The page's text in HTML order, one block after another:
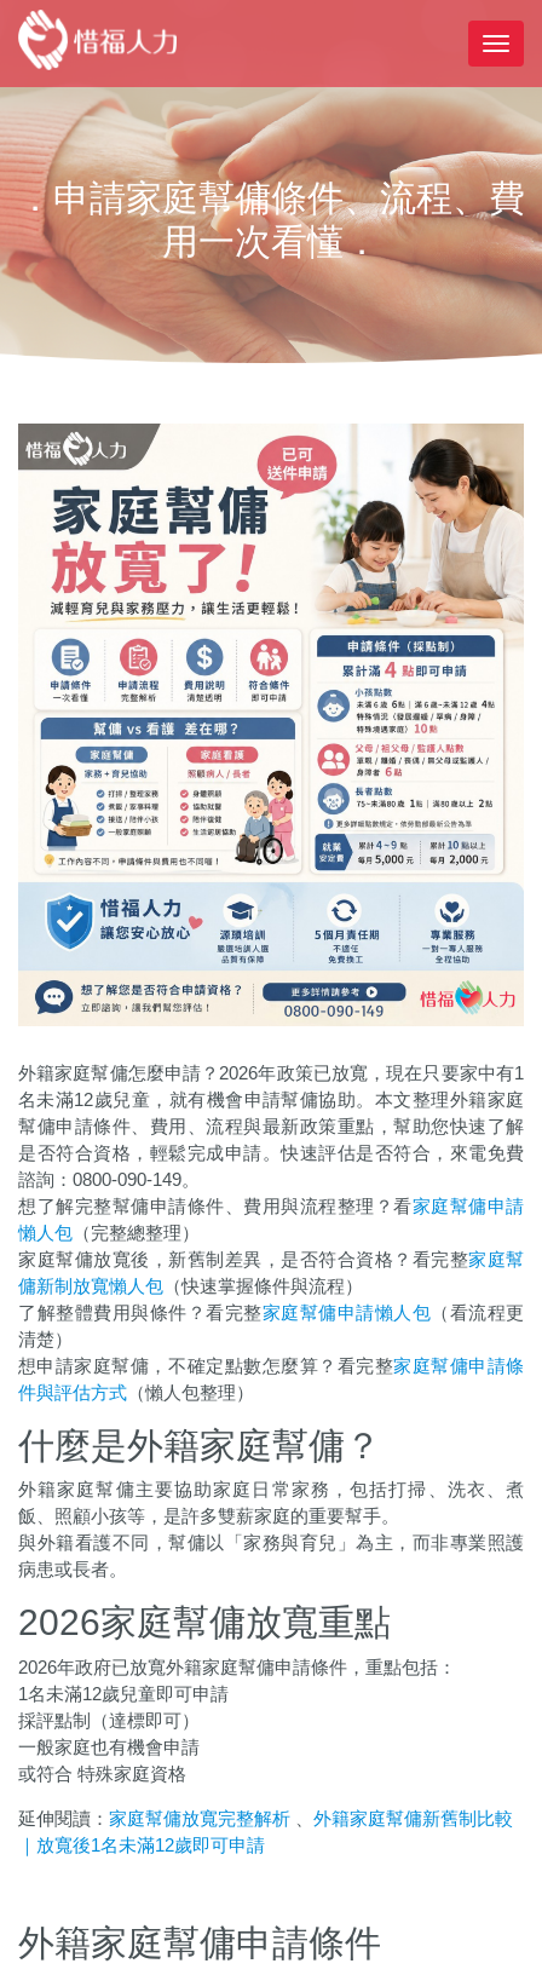
．申請家庭幫傭條件、流程、費
用一次看懂．
外籍家庭幫傭怎麼申請？2026年政策已放寬，現在只要家中有1
名未滿12歲兒童，就有機會申請幫傭協助。本文整理外籍家庭
幫傭申請條件、費用、流程與最新政策重點，幫助您快速了解
是否符合資格，輕鬆完成申請。快速評估是否符合，來電免費
諮詢：0800-090-149。
想了解完整幫傭申請條件、費用與流程整理？看家庭幫傭申請
懶人包 （完整總整理）
家庭幫傭放寬後，新舊制差異，是否符合資格 ？ 看完整家庭幫
傭新制放寬懶人包 （快速掌握條件與流程）
了解整體費用與條件？看完整家庭幫傭申請懶人包 （看流程更
清楚）
想申請家庭幫傭，​不確定點數怎麼算？看完整家庭幫傭申請條
件與評估方式 （懶人包整理）
什麼是外籍家庭幫傭？
外籍家庭幫傭主要協助家庭日常家務，包括打掃、洗衣、煮
飯、照顧小孩等，是許多雙薪家庭的重要幫手。
與外籍看護不同，幫傭以「家務與育兒」為主，而非專業照護
病患或長者。
2026家庭幫傭放寬重點
2026年政府已放寬外籍家庭幫傭申請條件，重點包括：
1名未滿12歲兒童即可申請
採評點制（達標即可）
一般家庭也有機會申請
或符合 特殊家庭資格
延伸閱讀： 家庭幫傭放寬完整解析
外籍家庭幫傭新舊制比較
｜放寬後1名未滿12歲即可申請
外籍家庭幫傭申請條件